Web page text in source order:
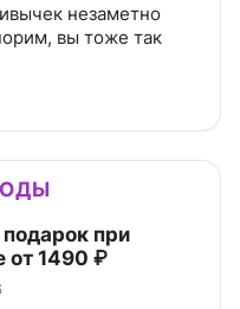
незаметно
вы тоже так
при
от 1490 ₽